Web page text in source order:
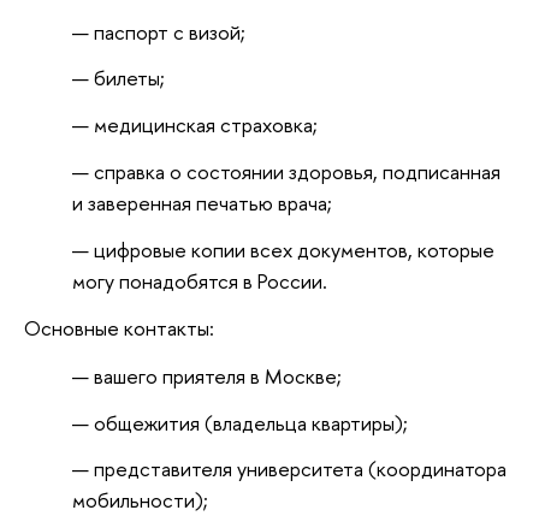
паспорт с визой;
билеты;
медицинская страховка;
справка о состоянии здоровья, подписанная
и заверенная печатью врача;
цифровые копии всех документов, которые
могу понадобятся в России.
Основные контакты:
вашего приятеля в Москве;
общежития (владельца квартиры);
представителя университета (координатора
мобильности);